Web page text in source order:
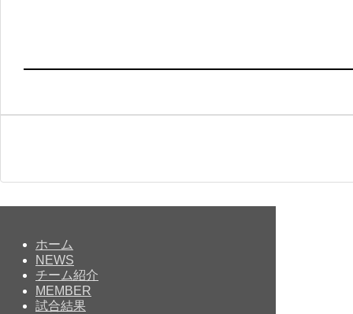
ホーム
NEWS
チーム紹介
MEMBER
試合結果